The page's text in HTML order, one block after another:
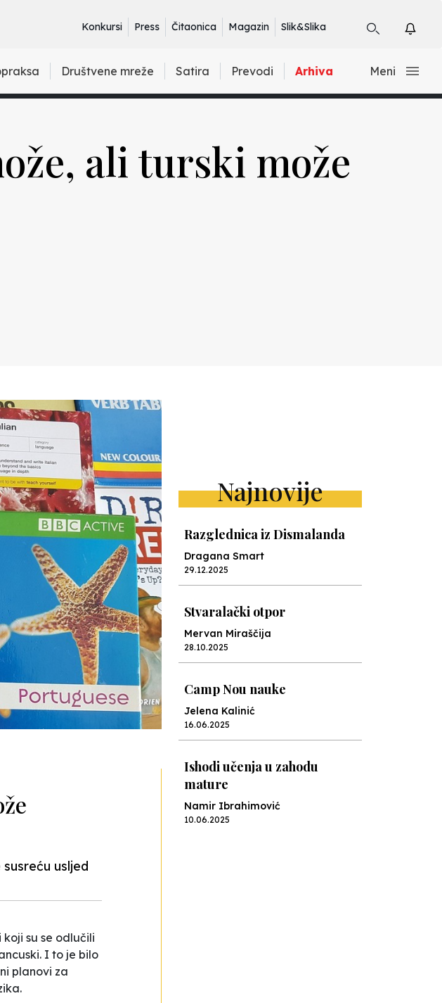
Konkursi Press Čitaonica Magazin Slik&Slika
Društvene mreže Satira Prevodi Arhiva Meni
ali turski može
usljed
koji su se odlučili
I to je bilo
planovi za
Najnovije
Razglednica iz Dismalanda
Dragana Smart
29.12.2025
Stvaralački otpor
Mervan Miraščija
28.10.2025
Camp Nou nauke
Jelena Kalinić
16.06.2025
Ishodi učenja u zahodu
mature
Namir Ibrahimović
10.06.2025